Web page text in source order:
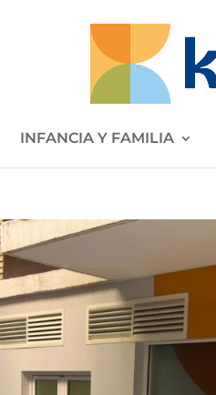
INFANCIA Y FAMILIA